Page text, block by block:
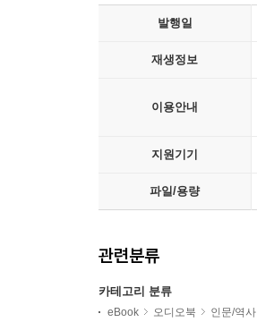
발행일
재생정보
이용안내
지원기기
파일/용량
관련분류
카테고리 분류
eBook 오디오북 인문/역사